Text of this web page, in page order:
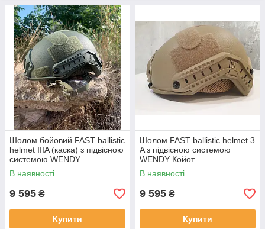
Шолом бойовий FAST ballistic
helmet IIIA (каска) з підвісною
системою WENDY
В наявності
9 595 ₴
Купити
Шолом FAST ballistic helmet 3
A з підвісною системою
WENDY Койот
В наявності
9 595 ₴
Купити